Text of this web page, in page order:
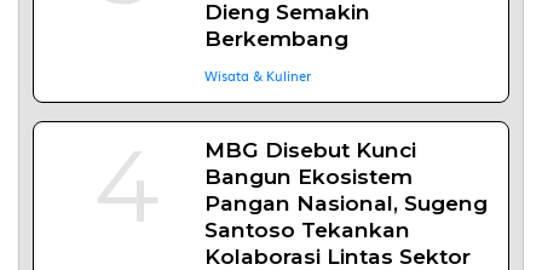
Dieng Semakin
Berkembang
Wisata & Kuliner
4
MBG Disebut Kunci
Bangun Ekosistem
Pangan Nasional, Sugeng
Santoso Tekankan
Kolaborasi Lintas Sektor